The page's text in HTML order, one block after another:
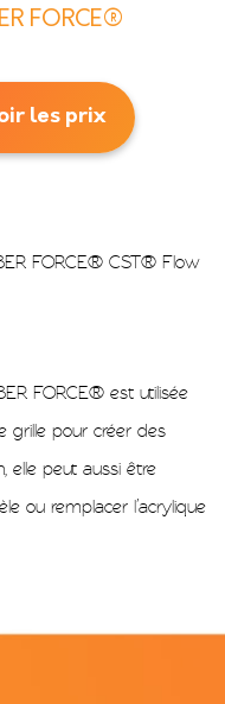
FORCE®
les prix
FORCE® CST® Flow
FORCE® est utilisée
grille pour créer des
elle peut aussi être
ou remplacer l’acrylique